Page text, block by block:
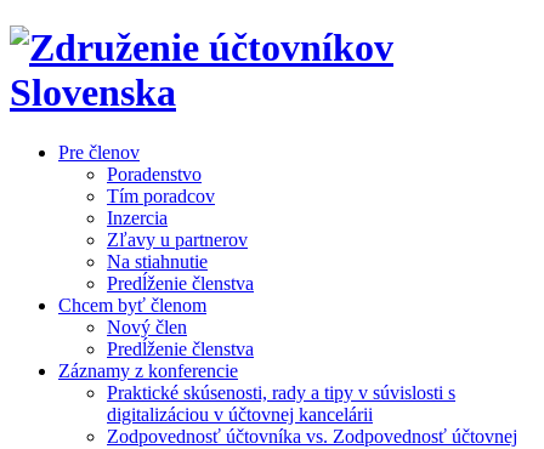
Pre členov
Poradenstvo
Tím poradcov
Inzercia
Zľavy u partnerov
Na stiahnutie
Predĺženie členstva
Chcem byť členom
Nový člen
Predĺženie členstva
Záznamy z konferencie
Praktické skúsenosti, rady a tipy v súvislosti s
digitalizáciou v účtovnej kancelárii
Zodpovednosť účtovníka vs. Zodpovednosť účtovnej